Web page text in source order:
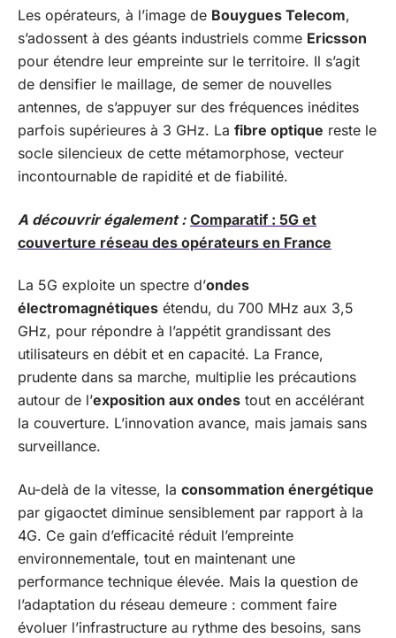
Les opérateurs, à l’image de Bouygues Telecom,
s’adossent à des géants industriels comme Ericsson
pour étendre leur empreinte sur le territoire. Il s’agit
de densifier le maillage, de semer de nouvelles
antennes, de s’appuyer sur des fréquences inédites
parfois supérieures à 3 GHz. La fibre optique reste le
socle silencieux de cette métamorphose, vecteur
incontournable de rapidité et de fiabilité.
A découvrir également : Comparatif : 5G et
couverture réseau des opérateurs en France
La 5G exploite un spectre d’ondes
électromagnétiques étendu, du 700 MHz aux 3,5
GHz, pour répondre à l’appétit grandissant des
utilisateurs en débit et en capacité. La France,
prudente dans sa marche, multiplie les précautions
autour de l’exposition aux ondes tout en accélérant
la couverture. L’innovation avance, mais jamais sans
surveillance.
Au-delà de la vitesse, la consommation énergétique
par gigaoctet diminue sensiblement par rapport à la
4G. Ce gain d’efficacité réduit l’empreinte
environnementale, tout en maintenant une
performance technique élevée. Mais la question de
l’adaptation du réseau demeure : comment faire
évoluer l’infrastructure au rythme des besoins, sans